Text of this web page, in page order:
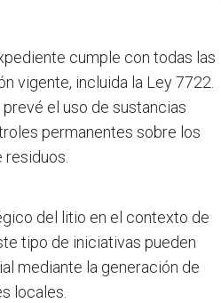
cumple con todas las
vigente, incluida la Ley 7722.
el uso de sustancias
permanentes sobre los
residuos.
del litio en el contexto de
tipo de iniciativas pueden
mediante la generación de
locales.